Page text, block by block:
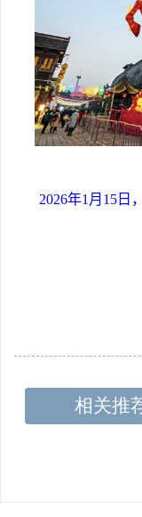
2026年1月15日
相关推